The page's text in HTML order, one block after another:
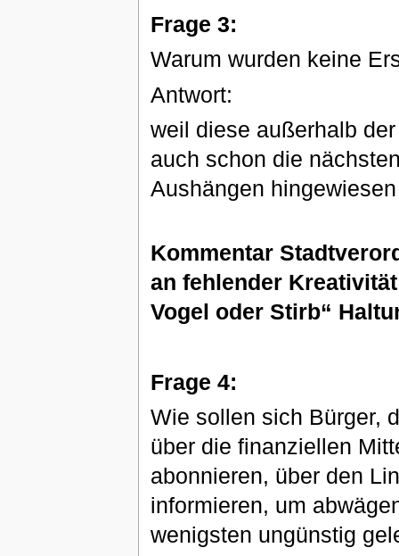
Frage 3:
Warum wurden keine
Antwort:
weil diese außerhalb
auch schon die
Aushängen
Kommentar
an fehlender
Vogel oder Stirb“
Frage 4:
Wie sollen sich Bürger,
über die finanziellen
abonnieren, über den
informieren, um
wenigsten ungünstig